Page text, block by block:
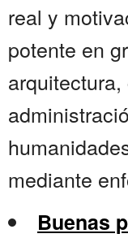
real y
potente en
mediante
Buenas